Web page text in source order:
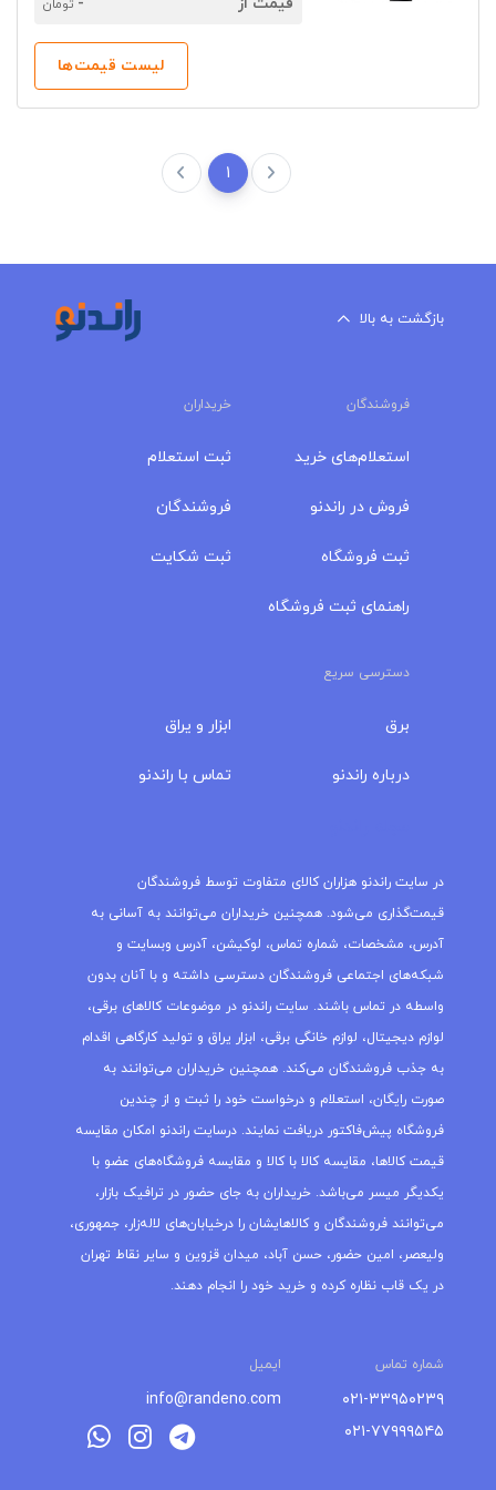
تومان
لیست قیمت‌ها
1
بازگشت به بالا
فروشندگان خریداران
استعلام‌های خرید
فروش در راندنو
ثبت فروشگاه
راهنمای ثبت فروشگاه
ثبت استعلام
فروشندگان
ثبت شکایت
دسترسی سریع
برق
درباره‌ راندنو
ابزار و یراق
تماس با راندنو
در سایت راندنو هزاران کالای متفاوت توسط فروشندگان
قیمت‌گذاری می‌شود. همچنین خریداران می‌توانند به آسانی به
آدرس، مشخصات، شماره تماس، لوکیشن، آدرس وبسایت و
شبکه‌های اجتماعی فروشندگان دسترسی داشته و با آنان بدون
واسطه در تماس باشند. سایت راندنو در موضوعات کالاهای برقی،
لوازم دیجیتال، لوازم خانگی برقی، ابزار یراق و تولید کارگاهی اقدام
به جذب فروشندگان می‌کند. همچنین خریداران می‌توانند به
صورت رایگان، استعلام و درخواست خود را ثبت و از چندین
فروشگاه پیش‌فاکتور دریافت نمایند. درسایت راندنو امکان مقایسه
قیمت کالاها، مقایسه کالا با کالا و مقایسه فروشگاه‌های عضو با
یکدیگر میسر می‌باشد. خریداران به جای حضور در ترافیک بازار،
می‌توانند فروشندگان و کالاهایشان را درخیابان‌های لاله‌زار، جمهوری،
ولیعصر، امین حضور، حسن آباد، میدان قزوین و سایر نقاط تهران
در یک قاب نظاره کرده و خرید خود را انجام دهند.
شماره تماس ایمیل
۰۲۱-۳۳۹۵۰۲۳۹
۰۲۱-۷۷۹۹۹۵۴۵
info@randeno.com